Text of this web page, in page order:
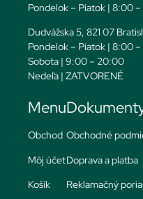
Pondelok – Piatok | 8:00
Dudvážska 5, 821 07
Pondelok – Piatok | 8:00
Sobota | 9:00 – 20:00
Nedeľa | ZATVORENÉ
Menu
Obchod
Môj účet
Košík
Obchodné
Doprava a platba
Reklamačný